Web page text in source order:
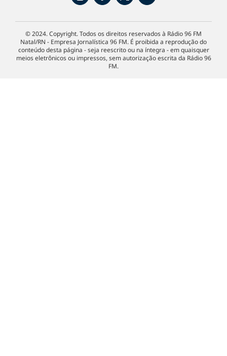
© 2024. Copyright. Todos os direitos reservados à Rádio 96 FM
Natal/RN - Empresa Jornalística 96 FM. É proibida a reprodução do
conteúdo desta página - seja reescrito ou na íntegra - em quaisquer
meios eletrônicos ou impressos, sem autorização escrita da Rádio 96
FM.